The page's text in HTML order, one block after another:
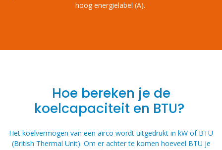
hoog energielabel (A).
Hoe bereken je de
koelcapaciteit en BTU?
Het koelvermogen van een airco wordt uitgedrukt in kW of BTU
(British Thermal Unit). Om er achter te komen hoeveel BTU je